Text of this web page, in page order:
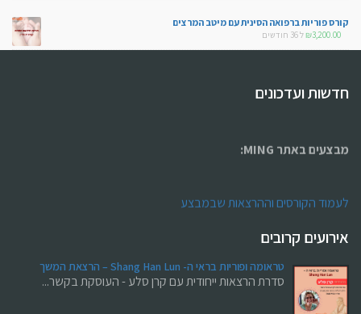
קורס פוריות ברפואה הסינית עם מיטב המרצים
₪3,200.00 ל 36 חודשים
חדשות ועדכונים
מבצעים באתר MING:
לעמוד הקורסים וההרצאות שבמבצע
ריטריט מטפלים בקפריסין
השילוב המושלם של לימודים, קהילה וחוויה
אירועים קרובים
טראומה ופוריות בראי ה- Shang Han Lun – הרצאת המשך
סדרת הרצאות ייחודית עם קרן סלע - העוסקת בקשר...